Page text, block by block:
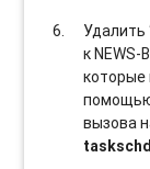
Удалить
к NEWS-
которые
вызова